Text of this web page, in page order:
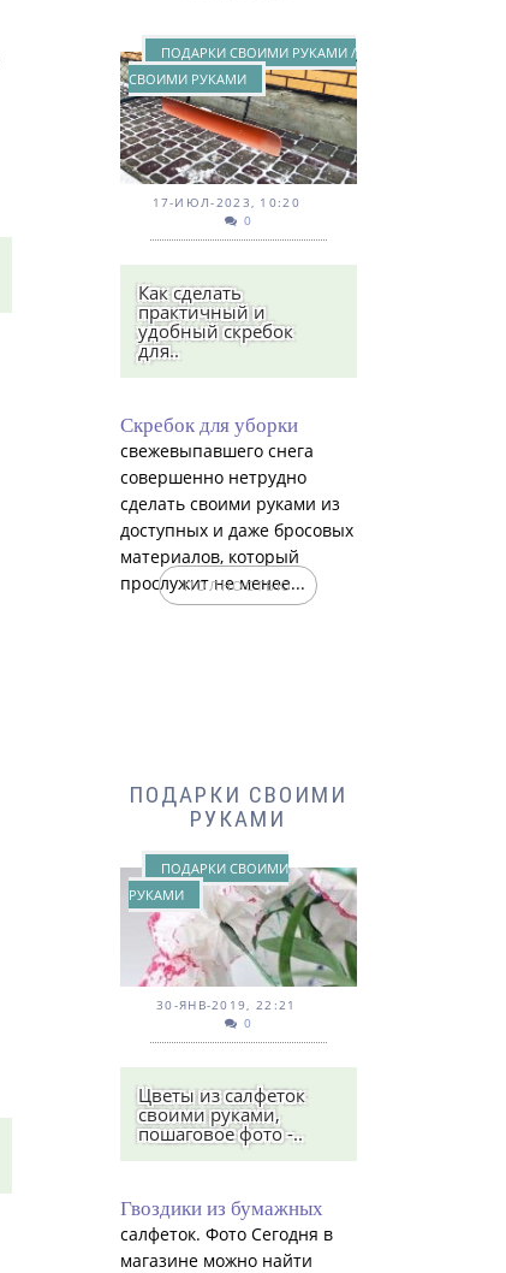
ПОДАРКИ СВОИМИ РУКАМИ /
СВОИМИ РУКАМИ
17-ИЮЛ-2023, 10:20
0
Как сделать
практичный и
удобный скребок
для..
Скребок для уборки
свежевыпавшего снега
совершенно нетрудно
сделать своими руками из
доступных и даже бросовых
материалов, который
прослужит не менее...
ПОЛНОСТЬЮ
ПОДАРКИ СВОИМИ
РУКАМИ
ПОДАРКИ СВОИМИ
РУКАМИ
30-ЯНВ-2019, 22:21
0
Цветы из салфеток
своими руками,
пошаговое фото -..
Гвоздики из бумажных
салфеток. Фото Сегодня в
магазине можно найти